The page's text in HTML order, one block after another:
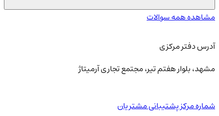
مشاهده همه سوالات
آدرس دفتر مرکزی
مشهد، بلوار هفتم تیر، مجتمع تجاری آرمیتاژ
شماره مرکز پشتیبانی مشتریان